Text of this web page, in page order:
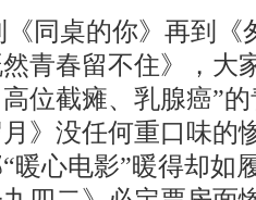
《同桌的你》再到《
青春留不住》，大
位截瘫、乳腺癌”
》没任何重口味的
暖心电影”暖得却如